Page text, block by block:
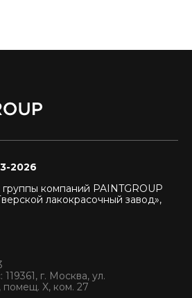
2026
компаний PAINTGROUP
лакокрасочный завод»,
г. Москва, ул.
помещ. X, ком. 27